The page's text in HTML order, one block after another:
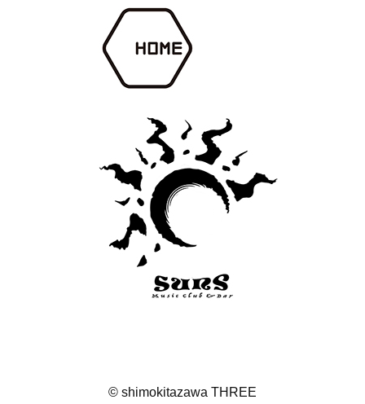
© shimokitazawa THREE